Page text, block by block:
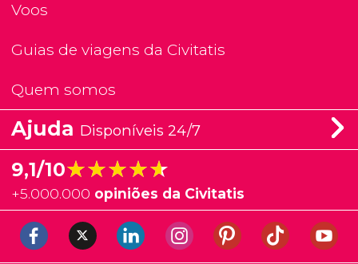
Voos
Guias de viagens da Civitatis
Quem somos
Ajuda Disponíveis 24/7
9,1/10★★★★★
★★★★★
+5.000.000 opiniões da Civitatis